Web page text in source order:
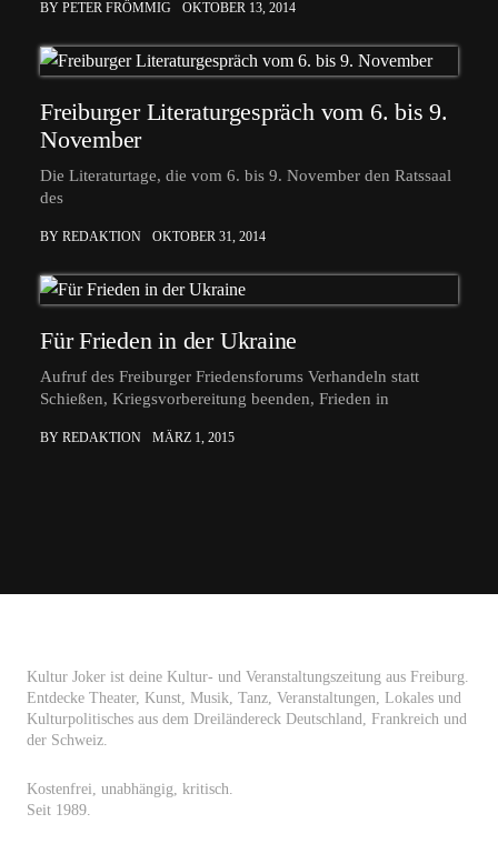
BY PETER FRÖMMIG OKTOBER 13, 2014
Freiburger Literaturgespräch vom 6. bis 9.
November
Die Literaturtage, die vom 6. bis 9. November den Ratssaal
des
BY REDAKTION OKTOBER 31, 2014
Für Frieden in der Ukraine
Aufruf des Freiburger Friedensforums Verhandeln statt
Schießen, Kriegsvorbereitung beenden, Frieden in
BY REDAKTION MÄRZ 1, 2015
Kultur Joker ist deine Kultur- und Veranstaltungszeitung aus Freiburg.
Entdecke Theater, Kunst, Musik, Tanz, Veranstaltungen, Lokales und
Kulturpolitisches aus dem Dreiländereck Deutschland, Frankreich und
der Schweiz.
Kostenfrei, unabhängig, kritisch.
Seit 1989.